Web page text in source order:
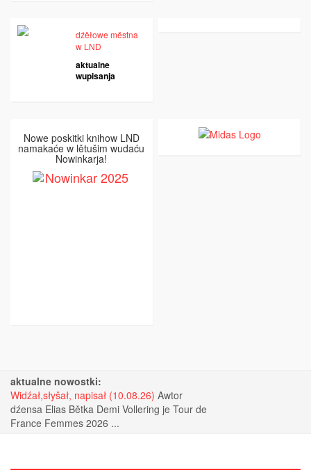
dźěłowe městna
w LND
aktualne
wupisanja
Nowe poskitki knihow LND
namakaće w lětušim wudaću
Nowinkarja!
aktualne nowostki:
Widźał,słyšał, napisał (10.08.26) Awtor
dźensa Elias Bětka Demi Vollering je Tour de
France Femmes 2026 ...